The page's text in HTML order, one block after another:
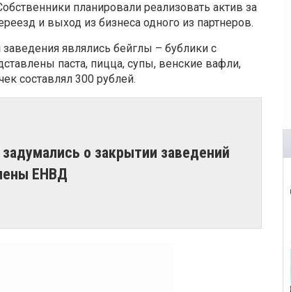
планировали реализовать актив за
и выход из бизнеса одного из партнеров.
являлись бейглы – бублики с
паста, пицца, супы, венские вафли,
составлял 300 рублей.
о закрытии заведений
ЕНВД